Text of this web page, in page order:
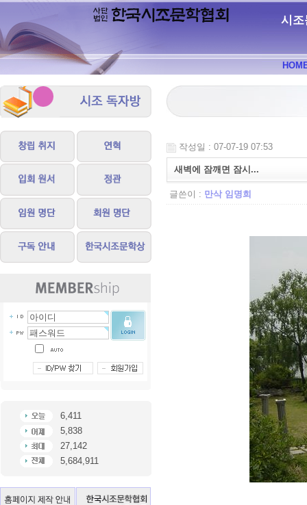
시조
6,411
5,838
27,142
5,684,911
작성일 : 07-07-19 07:53
새벽에 잠깨면 잠시...
글쓴이 : 만삭 임명희